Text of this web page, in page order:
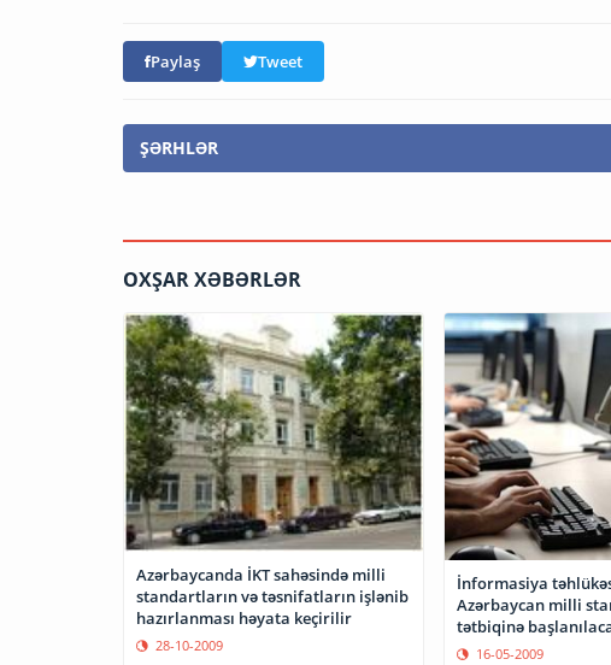
Paylaş Tweet
ŞƏRHLƏR
OXŞAR XƏBƏRLƏR
Azərbaycanda İKT sahəsində milli
standartların və təsnifatların işlənib
hazırlanması həyata keçirilir
28-10-2009
İnformasiya
Azərbaycan milli
tətbiqinə
16-05-2009